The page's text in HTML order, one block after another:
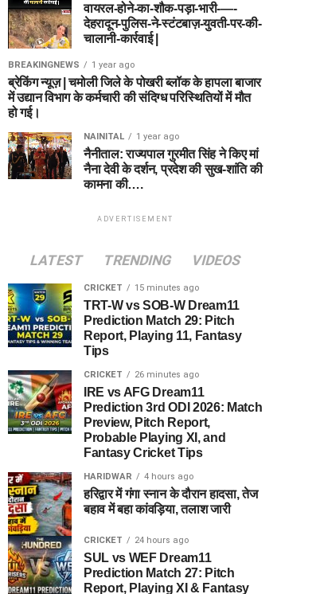
वायरल-होने-का-शौक-पड़ा-भारी-—-
देहरादून-पुलिस-ने-स्टंटबाज़-युवती-पर-की-
चालानी-कार्रवाई |
BREAKINGNEWS 1 year ago
ब्रेकिंग न्यूज़ | चमोली जिले के पोखरी ब्लॉक के हापला बाजार
में उद्यान विभाग के कर्मचारी की संदिग्ध परिस्थितियों में मौत
हो गई।
NAINITAL 1 year ago
नैनीताल: राज्यपाल गुरमीत सिंह ने किए मां
नैना देवी के दर्शन, प्रदेश की सुख-शांति की
कामना की….
ADVERTISEMENT
LATEST TRENDING VIDEOS
CRICKET 15 minutes ago
TRT-W vs SOB-W Dream11
Prediction Match 29: Pitch
Report, Playing 11, Fantasy
Tips
CRICKET 26 minutes ago
IRE vs AFG Dream11
Prediction 3rd ODI 2026: Match
Preview, Pitch Report,
Probable Playing XI, and
Fantasy Cricket Tips
HARIDWAR 4 hours ago
हरिद्वार में गंगा स्नान के दौरान हादसा, तेज
बहाव में बहा कांवड़िया, तलाश जारी
CRICKET 24 hours ago
SUL vs WEF Dream11
Prediction Match 27: Pitch
Report, Playing XI & Fantasy